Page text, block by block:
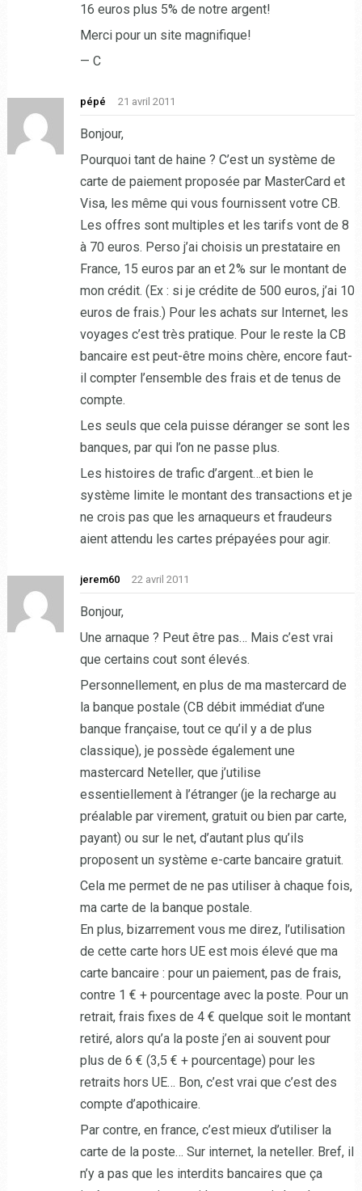
16 euros plus 5% de notre argent!
Merci pour un site magnifique!
— C
pépé 21 avril 2011
Bonjour,
Pourquoi tant de haine ? C’est un système de
carte de paiement proposée par MasterCard et
Visa, les même qui vous fournissent votre CB.
Les offres sont multiples et les tarifs vont de 8
à 70 euros. Perso j’ai choisis un prestataire en
France, 15 euros par an et 2% sur le montant de
mon crédit. (Ex : si je crédite de 500 euros, j’ai 10
euros de frais.) Pour les achats sur Internet, les
voyages c’est très pratique. Pour le reste la CB
bancaire est peut-être moins chère, encore faut-
il compter l’ensemble des frais et de tenus de
compte.
Les seuls que cela puisse déranger se sont les
banques, par qui l’on ne passe plus.
Les histoires de trafic d’argent…et bien le
système limite le montant des transactions et je
ne crois pas que les arnaqueurs et fraudeurs
aient attendu les cartes prépayées pour agir.
jerem60 22 avril 2011
Bonjour,
Une arnaque ? Peut être pas… Mais c’est vrai
que certains cout sont élevés.
Personnellement, en plus de ma mastercard de
la banque postale (CB débit immédiat d’une
banque française, tout ce qu’il y a de plus
classique), je possède également une
mastercard Neteller, que j’utilise
essentiellement à l’étranger (je la recharge au
préalable par virement, gratuit ou bien par carte,
payant) ou sur le net, d’autant plus qu’ils
proposent un système e-carte bancaire gratuit.
Cela me permet de ne pas utiliser à chaque fois,
ma carte de la banque postale.
En plus, bizarrement vous me direz, l’utilisation
de cette carte hors UE est mois élevé que ma
carte bancaire : pour un paiement, pas de frais,
contre 1 € + pourcentage avec la poste. Pour un
retrait, frais fixes de 4 € quelque soit le montant
retiré, alors qu’a la poste j’en ai souvent pour
plus de 6 € (3,5 € + pourcentage) pour les
retraits hors UE… Bon, c’est vrai que c’est des
compte d’apothicaire.
Par contre, en france, c’est mieux d’utiliser la
carte de la poste… Sur internet, la neteller. Bref, il
n’y a pas que les interdits bancaires que ça